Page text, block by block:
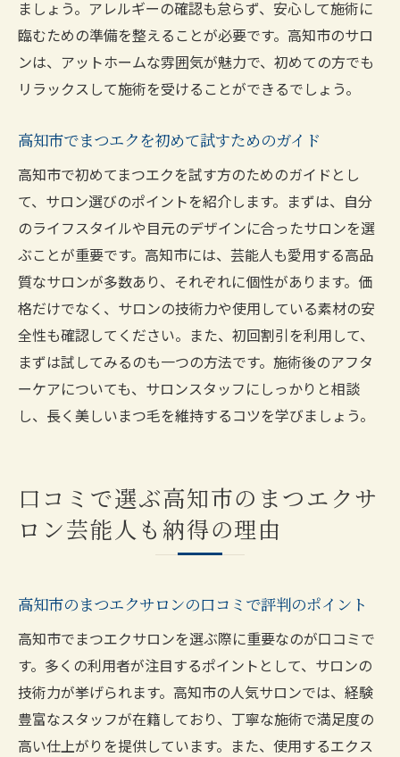
ましょう。アレルギーの確認も怠らず、安心して施術に
臨むための準備を整えることが必要です。高知市のサロ
ンは、アットホームな雰囲気が魅力で、初めての方でも
リラックスして施術を受けることができるでしょう。
高知市でまつエクを初めて試すためのガイド
高知市で初めてまつエクを試す方のためのガイドとし
て、サロン選びのポイントを紹介します。まずは、自分
のライフスタイルや目元のデザインに合ったサロンを選
ぶことが重要です。高知市には、芸能人も愛用する高品
質なサロンが多数あり、それぞれに個性があります。価
格だけでなく、サロンの技術力や使用している素材の安
全性も確認してください。また、初回割引を利用して、
まずは試してみるのも一つの方法です。施術後のアフタ
ーケアについても、サロンスタッフにしっかりと相談
し、長く美しいまつ毛を維持するコツを学びましょう。
口コミで選ぶ高知市のまつエクサ
ロン芸能人も納得の理由
高知市のまつエクサロンの口コミで評判のポイント
高知市でまつエクサロンを選ぶ際に重要なのが口コミで
す。多くの利用者が注目するポイントとして、サロンの
技術力が挙げられます。高知市の人気サロンでは、経験
豊富なスタッフが在籍しており、丁寧な施術で満足度の
高い仕上がりを提供しています。また、使用するエクス